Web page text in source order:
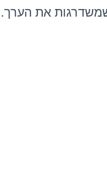
את הערך.